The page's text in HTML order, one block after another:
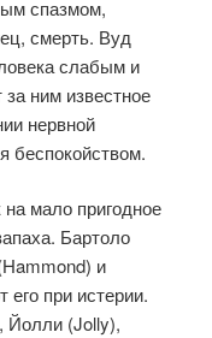
спазмом,
смерть. Вуд
слабым и
ним известное
нервной
беспокойством.
на мало пригодное
Бартоло
и
его при истерии.
Йолли (Jolly),